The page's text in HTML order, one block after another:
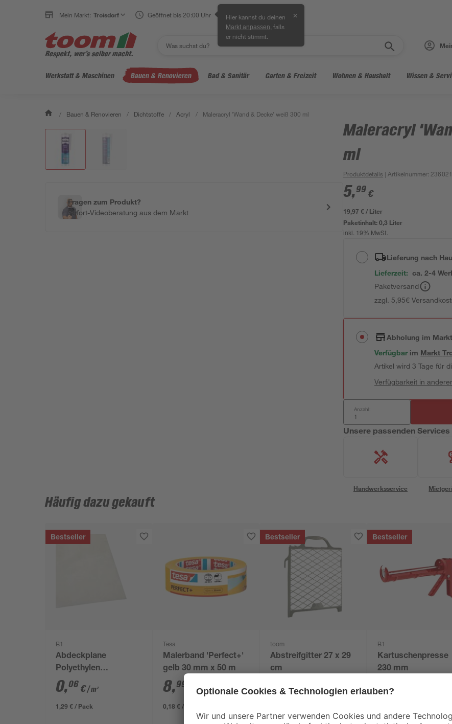
Mein Markt: Troisdorf Geöffnet bis 20:00 Uhr Hier kannst du deinen
Markt anpassen , falls
er nicht stimmt.
✕
Werkstatt & Maschinen Bauen & Renovieren Bad & Sanitär Garten & Freizeit Wohnen & Haushalt Wissen &
/ Bauen & Renovieren / Dichtstoffe / Acryl / Maleracryl 'Wand & Decke' weiß 300 ml
Fragen zum Produkt?
Sofort-Videoberatung aus dem Markt
Maleracryl
ml
Produktdetails | Artikelnummer:
5,99 €
19,97 € / Liter
Paketinhalt:0,3 Liter
inkl. 19% MwSt.
Lieferung nach
Lieferzeit: ca. 2-4
Paketversand
zzgl. 5,95€
Abholung im Markt
Verfügbar im Markt
Artikel wird 3 Tage für
Verfügbarkeit in
Anzahl:
Unsere passenden Services
Handwerksservice
Häufig dazu gekauft
Bestseller
B1
Abdeckplane
Polyethylen
transparent 4 x 5 m
0,06 €/ m²
1,29 € / Pack
Tesa
Malerband 'Perfect+'
gelb 30 mm x 50 m
8,99
0,18 € / Meter
Bestseller
toom
Abstreifgitter 27 x 29
cm
3, €
Bestseller
B1
Kartuschenpresse
230 mm
5,